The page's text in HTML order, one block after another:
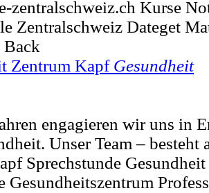
zentralschweiz.ch Kurse
Zentralschweiz Dateget
Zentrum Kapf Gesundheit
engagieren wir uns in
Unser Team – besteht
Sprechstunde
Gesundheitszentrum